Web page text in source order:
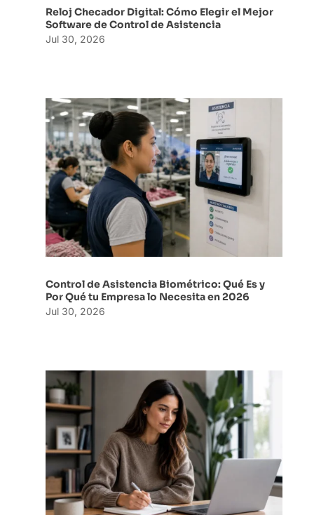
Reloj Checador Digital: Cómo Elegir el Mejor
Software de Control de Asistencia
Jul 30, 2026
Control de Asistencia Biométrico: Qué Es y
Por Qué tu Empresa lo Necesita en 2026
Jul 30, 2026